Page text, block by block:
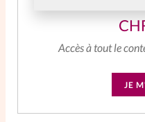
Accès à tout le
JE